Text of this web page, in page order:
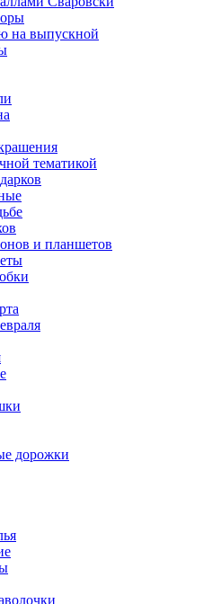
на выпускной
тематикой
и планшетов
дорожки